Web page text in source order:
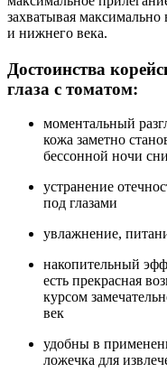
захватывая
и нижнего века.
Достоинства
глаза с томатом:
моментальный
кожа заметно
бессонной ночи
устранение
под глазами
увлажнение,
накопительный
есть прекрасная
курсом
век
удобны в
ложечка для